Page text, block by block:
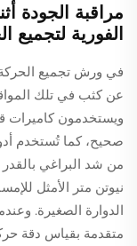
الفورية لتجميع
في ورش تجميع
عن كثب في تلك
ويستخدمون
صحيح، كما تُستخدم
نيوتن متر الأمثل
الدوارة الصغيرة.
متقدمة بقياس دقة